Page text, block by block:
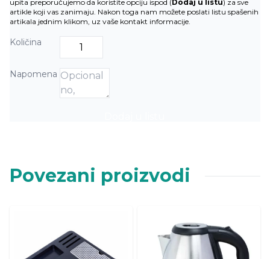
upita preporučujemo da koristite opciju ispod ( Dodaj u listu) za sve
artikle koji vas zanimaju. Nakon toga nam možete poslati listu spašenih
artikala jednim klikom, uz vaše kontakt informacije.
Količina
Napomena
Povezani proizvodi